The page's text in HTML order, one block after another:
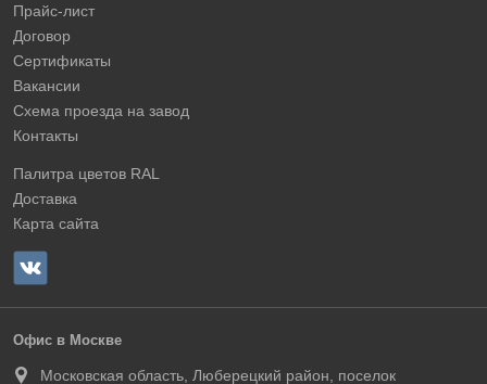
Прайс-лист
Договор
Сертификаты
Вакансии
Схема проезда на завод
Контакты
Палитра цветов RAL
Доставка
Карта сайта
Офис в Москве
Московская область, Люберецкий район, поселок